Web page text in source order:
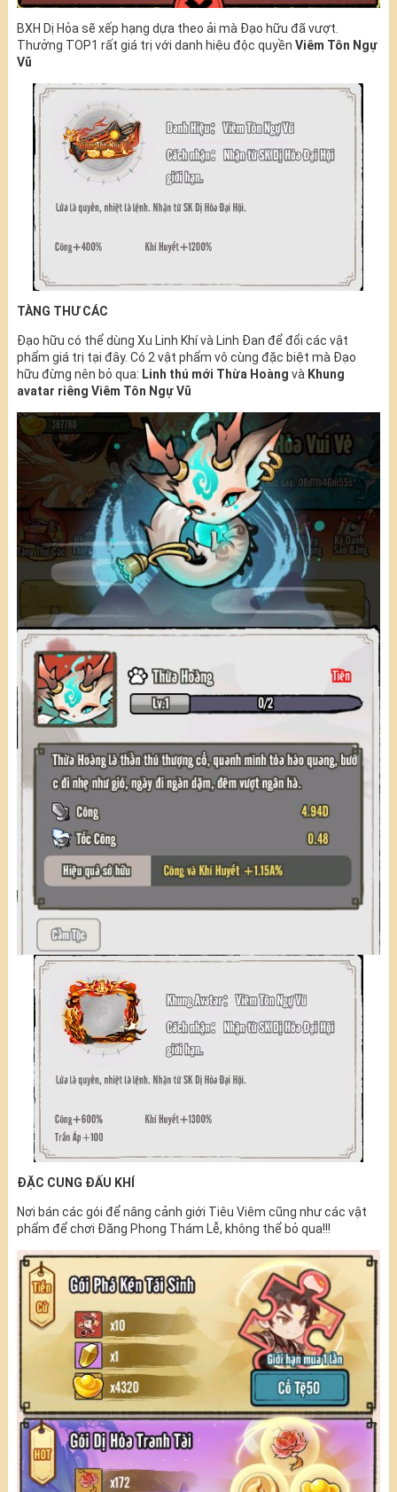
BXH Dị Hỏa sẽ xếp hạng dựa theo ải mà Đạo hữu đã vượt.
Thưởng TOP1 rất giá trị với danh hiệu độc quyền Viêm Tôn Ngự
Vũ
TÀNG THƯ CÁC
Đạo hữu có thể dùng Xu Linh Khí và Linh Đan để đổi các vật
phẩm giá trị tại đây. Có 2 vật phẩm vô cùng đặc biệt mà Đạo
hữu đừng nên bỏ qua: Linh thú mới Thừa Hoàng và Khung
avatar riêng Viêm Tôn Ngự Vũ
ĐẶC CUNG ĐẤU KHÍ
Nơi bán các gói để nâng cảnh giới Tiêu Viêm cũng như các vật
phẩm để chơi Đăng Phong Thám Lễ, không thể bỏ qua!!!